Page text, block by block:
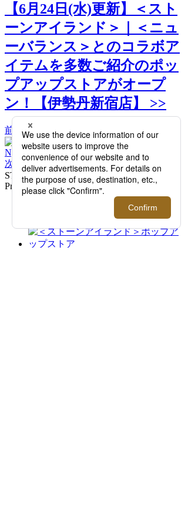
【6月24日(水)更新】＜スト
ーンアイランド＞｜＜ニュ
ーバランス＞とのコラボア
イテムを多数ご紹介のポッ
プアップストアがオープ
ン！【伊勢丹新宿店】 >>
前へ
次へ
STONE ISLAND | NEW BALANCE Nylon
Prismatico-TC Hooded Jacket